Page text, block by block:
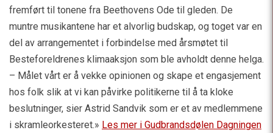
fremført til tonene fra Beethovens Ode til gleden. De
muntre musikantene har et alvorlig budskap, og toget var en
del av arrangementet i forbindelse med årsmøtet til
Besteforeldrenes klimaaksjon som ble avholdt denne helga.
– Målet vårt er å vekke opinionen og skape et engasjement
hos folk slik at vi kan påvirke politikerne til å ta kloke
beslutninger, sier Astrid Sandvik som er et av medlemmene
i skramleorkesteret.» Les mer i Gudbrandsdølen Dagningen